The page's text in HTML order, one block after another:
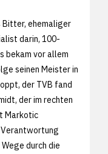
Bitter, ehemaliger
darin, 100-
bekam vor allem
seinen Meister in
der TVB fand
der im rechten
Markotic
Verantwortung
durch die